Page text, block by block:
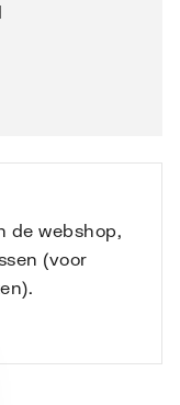
de webshop,
(voor